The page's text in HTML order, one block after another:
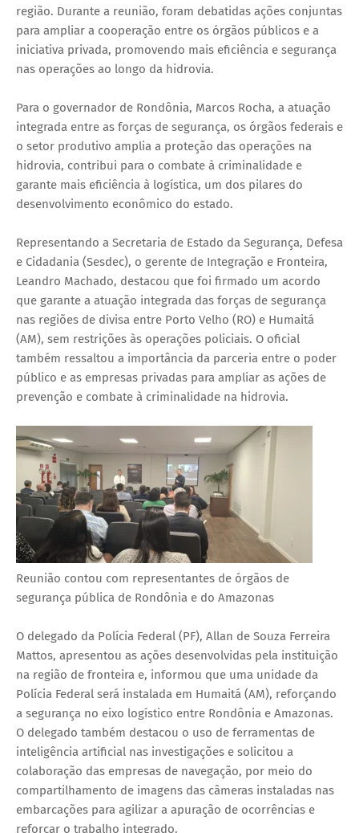
região. Durante a reunião, foram debatidas ações conjuntas
para ampliar a cooperação entre os órgãos públicos e a
iniciativa privada, promovendo mais eficiência e segurança
nas operações ao longo da hidrovia.
Para o governador de Rondônia, Marcos Rocha, a atuação
integrada entre as forças de segurança, os órgãos federais e
o setor produtivo amplia a proteção das operações na
hidrovia, contribui para o combate à criminalidade e
garante mais eficiência à logística, um dos pilares do
desenvolvimento econômico do estado.
Representando a Secretaria de Estado da Segurança, Defesa
e Cidadania (Sesdec), o gerente de Integração e Fronteira,
Leandro Machado, destacou que foi firmado um acordo
que garante a atuação integrada das forças de segurança
nas regiões de divisa entre Porto Velho (RO) e Humaitá
(AM), sem restrições às operações policiais. O oficial
também ressaltou a importância da parceria entre o poder
público e as empresas privadas para ampliar as ações de
prevenção e combate à criminalidade na hidrovia.
Reunião contou com representantes de órgãos de
segurança pública de Rondônia e do Amazonas
O delegado da Polícia Federal (PF), Allan de Souza Ferreira
Mattos, apresentou as ações desenvolvidas pela instituição
na região de fronteira e, informou que uma unidade da
Polícia Federal será instalada em Humaitá (AM), reforçando
a segurança no eixo logístico entre Rondônia e Amazonas.
O delegado também destacou o uso de ferramentas de
inteligência artificial nas investigações e solicitou a
colaboração das empresas de navegação, por meio do
compartilhamento de imagens das câmeras instaladas nas
embarcações para agilizar a apuração de ocorrências e
reforçar o trabalho integrado.